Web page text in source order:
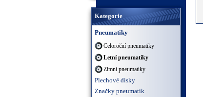
Kategorie
Pneumatiky
Celoroční pneumatiky
Letní pneumatiky
Zimní pneumatiky
Plechové disky
Značky pneumatik